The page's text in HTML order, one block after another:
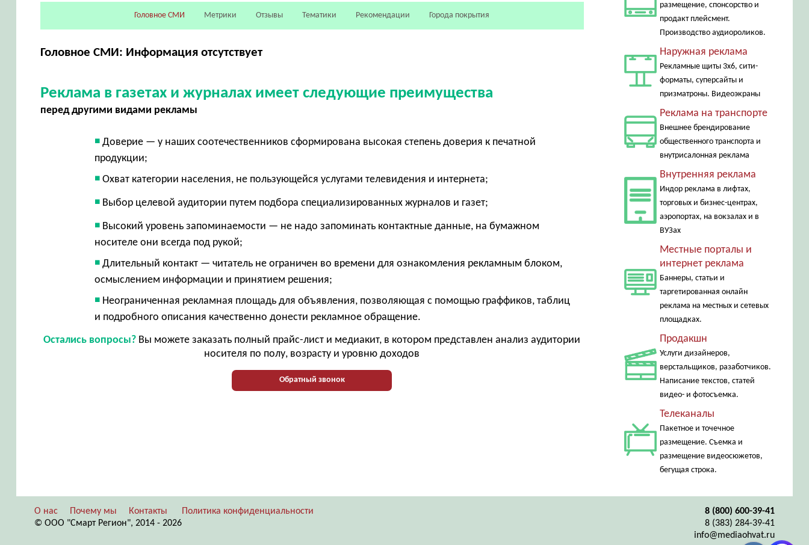
Головное СМИ Метрики Отзывы Тематики Рекомендации Города покрытия
Головное СМИ: Информация отсутствует
Реклама в газетах и журналах имеет следующие преимущества
перед другими видами рекламы
Доверие — у наших соотечественников сформирована высокая степень доверия к печатной
продукции;
Охват категории населения, не пользующейся услугами телевидения и интернета;
Выбор целевой аудитории путем подбора специализированных журналов и газет;
Высокий уровень запоминаемости — не надо запоминать контактные данные, на бумажном
носителе они всегда под рукой;
Длительный контакт — читатель не ограничен во времени для ознакомления рекламным блоком,
осмыслением информации и принятием решения;
Неограниченная рекламная площадь для объявления, позволяющая с помощью граффиков, таблиц
и подробного описания качественно донести рекламное обращение.
Остались вопросы? Вы можете заказать полный прайс-лист и медиакит, в котором представлен анализ аудитории
носителя по полу, возрасту и уровню доходов
Обратный звонок
размещение, спонсорство и
продакт плейсмент.
Производство аудиороликов.
Наружная реклама
Рекламные щиты 3х6, сити-
форматы, суперсайты и
призматроны. Видеоэкраны
Реклама на транспорте
Внешнее брендирование
общественного транспорта и
внутрисалонная реклама
Внутренняя реклама
Индор реклама в лифтах,
торговых и бизнес-центрах,
аэропортах, на вокзалах и в
ВУЗах
Местные порталы и
интернет реклама
Баннеры, статьи и
таргетированная онлайн
реклама на местных и сетевых
площадках.
Продакшн
Услуги дизайнеров,
верстальщиков, разаботчиков.
Написание текстов, статей
видео- и фотосъемка.
Телеканалы
Пакетное и точечное
размещение. Съемка и
размещение видеосюжетов,
бегущая строка.
О нас Почему мы Контакты
Политика конфиденциальности
© ООО "Смарт Регион", 2014 - 2026
8 (800) 600-39-41
8 (383) 284-39-41
info@mediaohvat.ru